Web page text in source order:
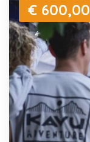
€ 600,00